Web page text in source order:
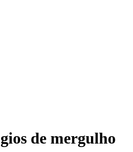
de mergulho